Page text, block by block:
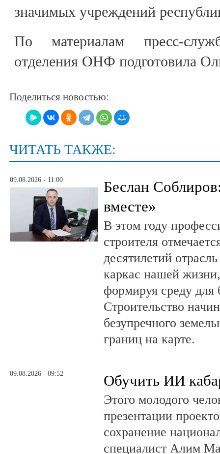
значимых учреждений
По материалам пресс-
отделения ОНФ подготовила
Поделиться новостью:
ЧИТАТЬ ТАКЖЕ:
09.08.2026 - 11:00
Беслан
вместе»
В этом году
строителя
десятилетий
каркас нашей
формируя среду
Строительство
безупречного
границ на карте.
09.08.2026 - 09:52 Обучить ИИ
Этого молодого
презентации
сохранение
специалист Алим